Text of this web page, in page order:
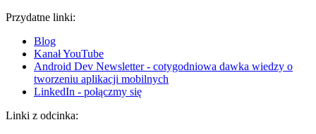
Przydatne linki:
Blog
Kanał YouTube
Android Dev Newsletter - cotygodniowa dawka wiedzy o
tworzeniu aplikacji mobilnych
LinkedIn - połączmy się
Linki z odcinka: